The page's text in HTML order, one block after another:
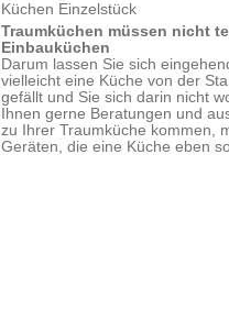
Küchen Einzelstück
Traumküchen müssen nicht
Einbauküchen
Darum lassen Sie sich
vielleicht eine Küche von der
gefällt und Sie sich darin nicht
Ihnen gerne Beratungen und
zu Ihrer Traumküche kommen,
Geräten, die eine Küche eben